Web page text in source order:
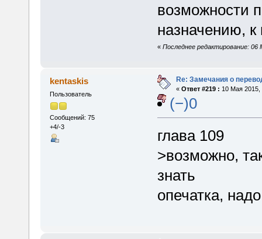
возможности
назначению,
« Последнее редактирование: 06
kentaskis
Пользователь
Сообщений: 75
+4/-3
Re: Замечания о
« Ответ #219 : 10 Мая 2015,
(−)0
глава 109
>возможно,
знать
опечатка,